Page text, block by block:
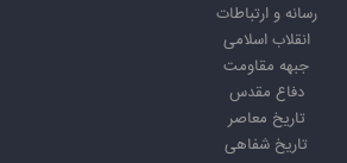
رسانه و ارتباطات
انقلاب اسلامی
جبهه مقاومت
دفاع مقدس
تاریخ معاصر
تاریخ شفاهی